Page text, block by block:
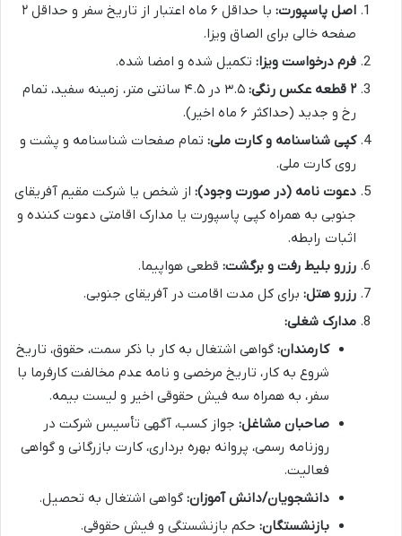
اصل پاسپورت:
با حداقل ۶ ماه اعتبار از تاریخ سفر و حداقل ۲
صفحه خالی برای الصاق ویزا.
فرم درخواست ویزا: تکمیل شده و امضا شده.
۲ قطعه عکس رنگی:
۳.۵ در ۴.۵ سانتی متر، زمینه سفید، تمام
رخ و جدید (حداکثر ۶ ماه اخیر).
کپی شناسنامه و کارت ملی: تمام صفحات شناسنامه و پشت و
روی کارت ملی.
دعوت نامه (در صورت وجود): از شخص یا شرکت مقیم آفریقای
جنوبی به همراه کپی پاسپورت یا مدارک اقامتی دعوت کننده و
اثبات رابطه.
رزرو بلیط رفت و برگشت: قطعی هواپیما.
رزرو هتل: برای کل مدت اقامت در آفریقای جنوبی.
مدارک شغلی:
کارمندان: گواهی اشتغال به کار با ذکر سمت، حقوق، تاریخ
شروع به کار، تاریخ مرخصی و نامه عدم مخالفت کارفرما با
سفر، به همراه سه فیش حقوقی اخیر و لیست بیمه.
صاحبان مشاغل: جواز کسب، آگهی تأسیس شرکت در
روزنامه رسمی، پروانه بهره برداری، کارت بازرگانی و گواهی
فعالیت.
دانشجویان/دانش آموزان: گواهی اشتغال به تحصیل.
بازنشستگان: حکم بازنشستگی و فیش حقوقی.